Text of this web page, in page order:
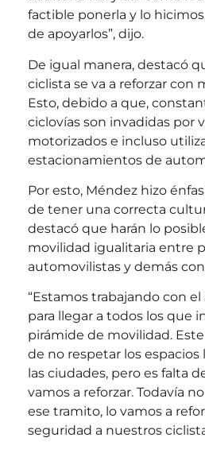
factible ponerla y lo
de apoyarlos”, dijo.
De igual manera, destacó
ciclista se va a reforzar con
Esto, debido a que,
ciclovías son invadidas por
motorizados e incluso
estacionamientos de
Por esto, Méndez hizo
de tener una correcta
destacó que harán lo
movilidad igualitaria entre
automovilistas y demás
“Estamos trabajando con el
para llegar a todos los que
pirámide de movilidad.
de no respetar los
las ciudades, pero es falta
vamos a reforzar. Todavía
ese tramito, lo vamos a
seguridad a nuestros